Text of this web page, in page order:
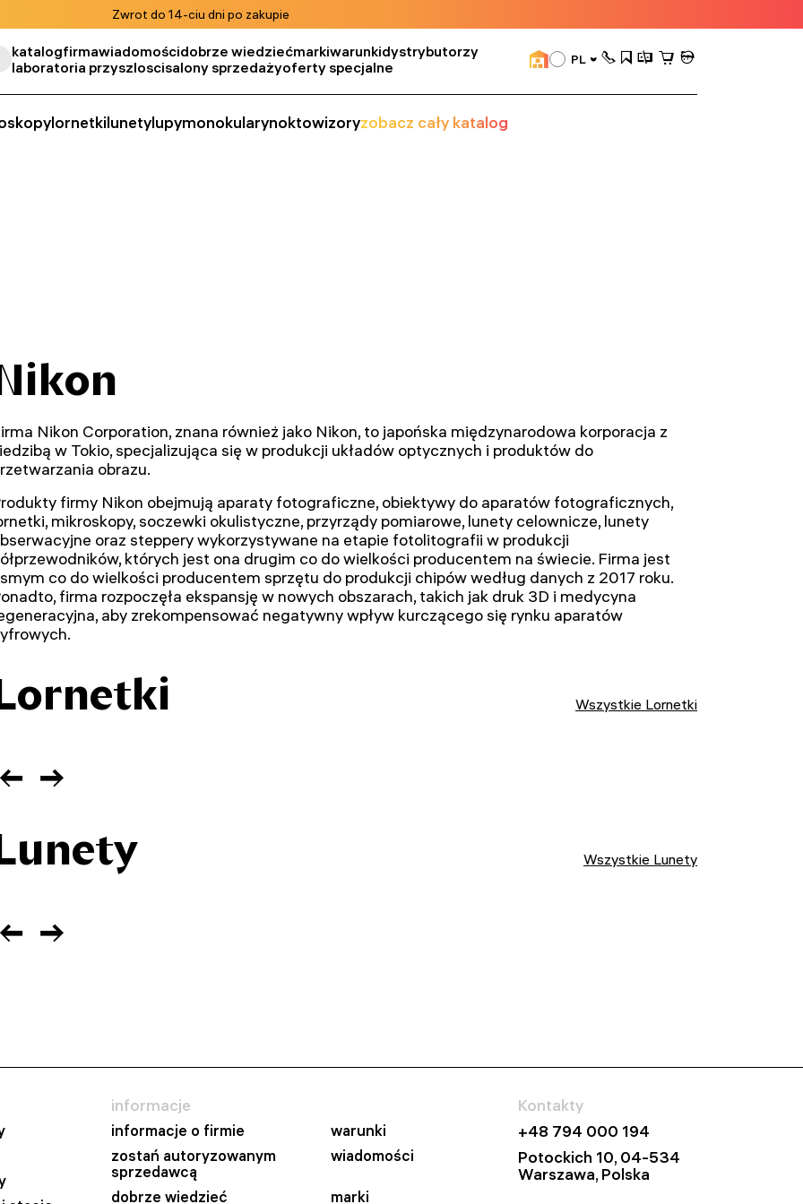
Zwrot do 14-ciu dni po zakupie
katalogfirmawiadomościdobrze wiedziećmarkiwarunkidystrybutorzy
laboratoria przyszloscisalony sprzedażyoferty specjalne PL
lornetkilunetylupymonokularynoktowizoryzobacz cały katalog
Nikon Corporation, znana również jako Nikon, to japońska międzynarodowa korporacja z
w Tokio, specjalizująca się w produkcji układów optycznych i produktów do
obrazu.
firmy Nikon obejmują aparaty fotograficzne, obiektywy do aparatów fotograficznych,
mikroskopy, soczewki okulistyczne, przyrządy pomiarowe, lunety celownicze, lunety
oraz steppery wykorzystywane na etapie fotolitografii w produkcji
których jest ona drugim co do wielkości producentem na świecie. Firma jest
co do wielkości producentem sprzętu do produkcji chipów według danych z 2017 roku.
firma rozpoczęła ekspansję w nowych obszarach, takich jak druk 3D i medycyna
aby zrekompensować negatywny wpływ kurczącego się rynku aparatów
Wszystkie Lornetki
Wszystkie Lunety
informacje
informacje o firmie
warunki
zostań autoryzowanym
sprzedawcą
wiadomości
dobrze wiedzieć marki
Kontakty
+48 794 000 194
Potockich 10, 04-534
Warszawa, Polska